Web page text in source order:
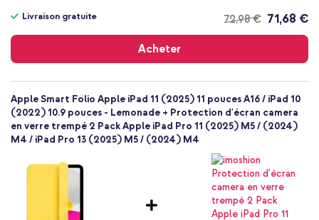
72,98 €
Livraison gratuite 71,68 €
Acheter
gratuite
Apple Smart Folio Apple iPad 11 (2025) 11 pouces A16 / iPad 10
(2022) 10.9 pouces - Lemonade + Protection d'écran camera
en verre trempé 2 Pack Apple iPad Pro 11 (2025) M5 / (2024)
M4 / iPad Pro 13 (2025) M5 / (2024) M4